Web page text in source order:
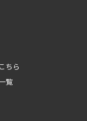
ちら
覧